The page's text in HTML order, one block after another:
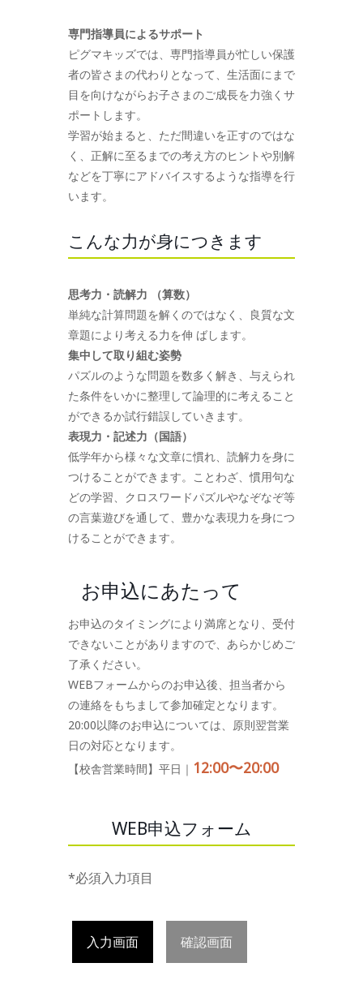
専門指導員によるサポート
ピグマキッズでは、専門指導員が忙しい保護
者の皆さまの代わりとなって、生活面にまで
目を向けながらお子さまのご成長を力強くサ
ポートします。
学習が始まると、ただ間違いを正すのではな
く、正解に至るまでの考え方のヒントや別解
などを丁寧にアドバイスするような指導を行
います。
こんな力が身につきます
思考力・読解力 （算数）
単純な計算問題を解くのではなく、良質な文
章題により考える力を伸 ばします。
集中して取り組む姿勢
パズルのような問題を数多く解き、与えられ
た条件をいかに整理して論理的に考えること
ができるか試行錯誤していきます。
表現力・記述力（国語）
低学年から様々な文章に慣れ、読解力を身に
つけることができます。ことわざ、慣用句な
どの学習、クロスワードパズルやなぞなぞ等
の言葉遊びを通して、豊かな表現力を身につ
けることができます。
お申込にあたって
お申込のタイミングにより満席となり、受付
できないことがありますので、あらかじめご
了承ください。
WEBフォームからのお申込後、担当者から
の連絡をもちまして参加確定となります。
20:00以降のお申込については、原則翌営業
日の対応となります。
【校舎営業時間】平日｜ 12:00〜20:00
WEB申込フォーム
*必須入力項目
入力画面 確認画面